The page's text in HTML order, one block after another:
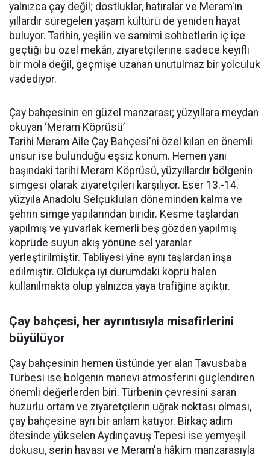
yalnızca çay değil; dostluklar, hatıralar ve Meram'ın
yıllardır süregelen yaşam kültürü de yeniden hayat
buluyor. Tarihin, yeşilin ve samimi sohbetlerin iç içe
geçtiği bu özel mekân, ziyaretçilerine sadece keyifli
bir mola değil, geçmişe uzanan unutulmaz bir yolculuk
vadediyor.
Çay bahçesinin en güzel manzarası; yüzyıllara meydan
okuyan ‘Meram Köprüsü’
Tarihi Meram Aile Çay Bahçesi'ni özel kılan en önemli
unsur ise bulunduğu eşsiz konum. Hemen yanı
başındaki tarihi Meram Köprüsü, yüzyıllardır bölgenin
simgesi olarak ziyaretçileri karşılıyor. Eser 13.-14.
yüzyıla Anadolu Selçukluları döneminden kalma ve
şehrin simge yapılarından biridir. Kesme taşlardan
yapılmış ve yuvarlak kemerli beş gözden yapılmış
köprüde suyun akış yönüne sel yaranlar
yerleştirilmiştir. Tabliyesi yine aynı taşlardan inşa
edilmiştir. Oldukça iyi durumdaki köprü halen
kullanılmakta olup yalnızca yaya trafiğine açıktır.
Çay bahçesi, her ayrıntısıyla misafirlerini
büyülüyor
Çay bahçesinin hemen üstünde yer alan Tavusbaba
Türbesi ise bölgenin manevi atmosferini güçlendiren
önemli değerlerden biri. Türbenin çevresini saran
huzurlu ortam ve ziyaretçilerin uğrak noktası olması,
çay bahçesine ayrı bir anlam katıyor. Birkaç adım
ötesinde yükselen Aydınçavuş Tepesi ise yemyeşil
dokusu, serin havası ve Meram'a hâkim manzarasıyla